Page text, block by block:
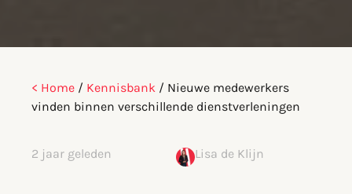
< Home / Kennisbank / Nieuwe medewerkers
vinden binnen verschillende dienstverleningen
2 jaar geleden Lisa de Klijn